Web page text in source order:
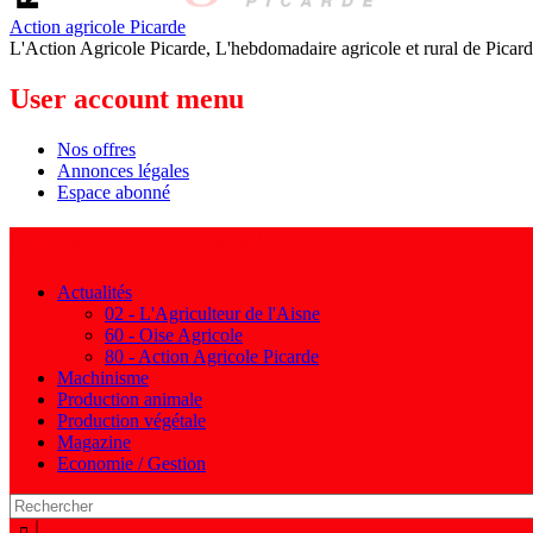
Action agricole Picarde
L'Action Agricole Picarde, L'hebdomadaire agricole et rural de
User account menu
Nos offres
Annonces légales
Espace abonné
Actualités
02 - L'Agriculteur de l'Aisne
60 - Oise Agricole
80 - Action Agricole Picarde
Machinisme
Production animale
Production végétale
Magazine
Economie / Gestion